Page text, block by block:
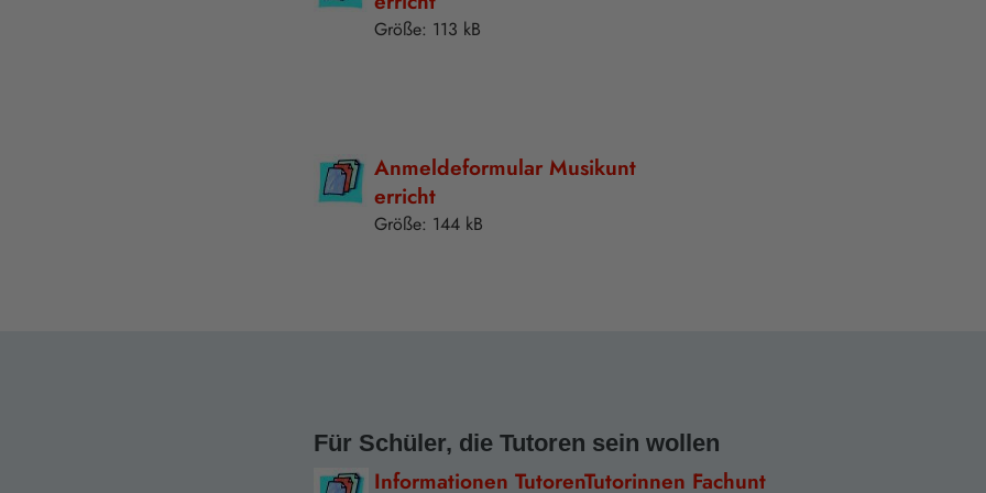
Größe: 113 kB
Anmeldeformular Musikunt
erricht
Größe: 144 kB
Für Schüler, die Tutoren sein wollen
Informationen TutorenTutorinnen Fachunt